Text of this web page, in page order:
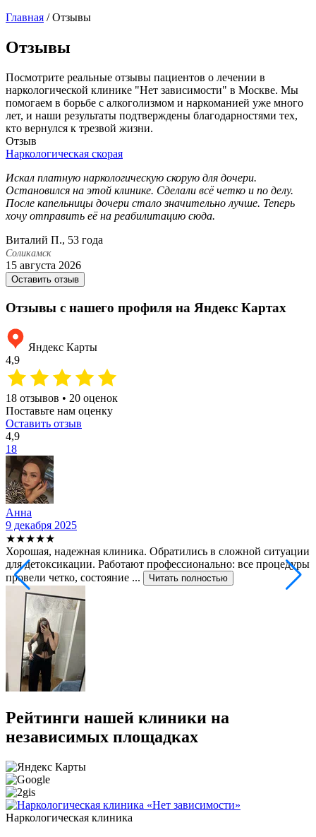
Главная /Отзывы
Отзывы
Посмотрите реальные отзывы пациентов о лечении в
наркологической клинике "Нет зависимости" в Москве. Мы
помогаем в борьбе с алкоголизмом и наркоманией уже много
лет, и наши результаты подтверждены благодарностями тех,
кто вернулся к трезвой жизни.
Отзыв
Наркологическая скорая
Искал платную наркологическую скорую для дочери.
Остановился на этой клинике. Сделали всё четко и по делу.
После капельницы дочери стало значительно лучше. Теперь
хочу отправить её на реабилитацию сюда.
Виталий П., 53 года
Соликамск
15 августа 2026
Оставить отзыв
Отзывы с нашего профиля на Яндекс Картах
Яндекс Карты
4,9
18 отзывов • 20 оценок
Поставьте нам оценку
Оставить отзыв
4,9
18
Анна
9 декабря 2025
★★★★★
Хорошая, надежная клиника. Обратились в сложной ситуации
для детоксикации. Работают профессионально: все процедуры
провели четко, состояние ...
Читать полностью
Рейтинги нашей клиники на
независимых площадках
Наркологическая клиника